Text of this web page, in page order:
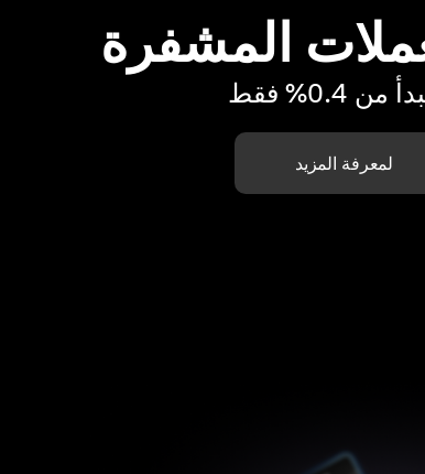
المشفرة
فقط
لمعرفة المزيد